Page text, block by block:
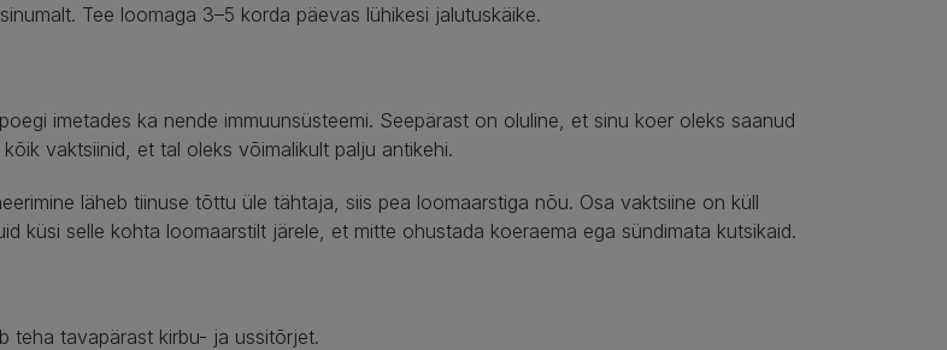
Tee loomaga 3–5 korda päevas lühikesi jalutuskäike.
imetades ka nende immuunsüsteemi. Seepärast on oluline, et sinu koer oleks saanud
vaktsiinid, et tal oleks võimalikult palju antikehi.
läheb tiinuse tõttu üle tähtaja, siis pea loomaarstiga nõu. Osa vaktsiine on küll
küsi selle kohta loomaarstilt järele, et mitte ohustada koeraema ega sündimata kutsikaid.
teha tavapärast kirbu- ja ussitõrjet.